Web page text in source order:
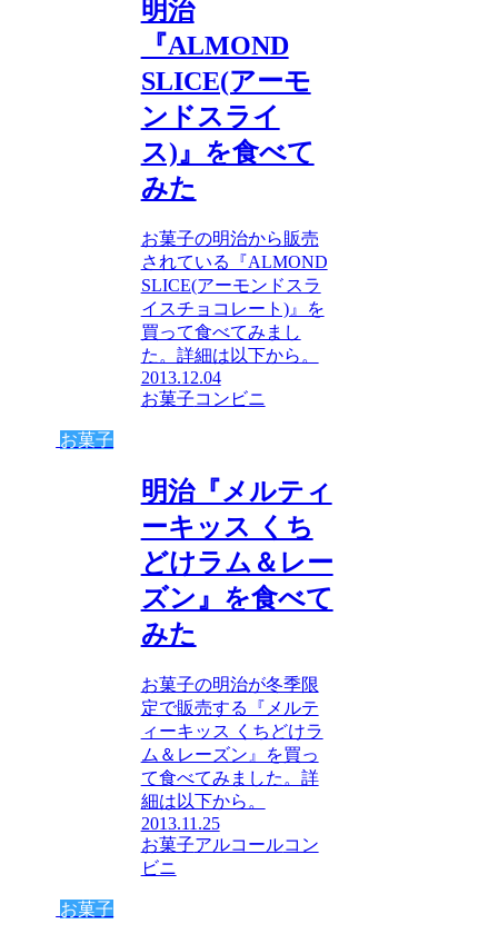
明治
『ALMOND
SLICE(アーモ
ンドスライ
ス)』を食べて
みた
お菓子の明治から販売
されている『ALMOND
SLICE(アーモンドスラ
イスチョコレート)』を
買って食べてみまし
た。詳細は以下から。
2013.12.04
お菓子コンビニ
お菓子
明治『メルティ
ーキッス くち
どけラム＆レー
ズン』を食べて
みた
お菓子の明治が冬季限
定で販売する『メルテ
ィーキッス くちどけラ
ム＆レーズン』を買っ
て食べてみました。詳
細は以下から。
2013.11.25
お菓子アルコールコン
ビニ
お菓子